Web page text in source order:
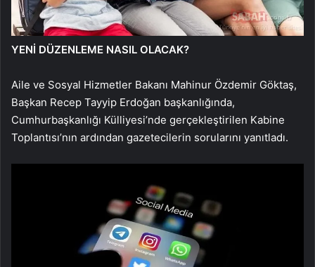
YENİ DÜZENLEME NASIL OLACAK?
Aile ve Sosyal Hizmetler Bakanı Mahinur Özdemir Göktaş,
Başkan Recep Tayyip Erdoğan başkanlığında,
Cumhurbaşkanlığı Külliyesi’nde gerçekleştirilen Kabine
Toplantısı’nın ardından gazetecilerin sorularını yanıtladı.